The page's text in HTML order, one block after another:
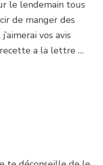
le lendemain tous
de manger des
vos avis
recette a la lettre …